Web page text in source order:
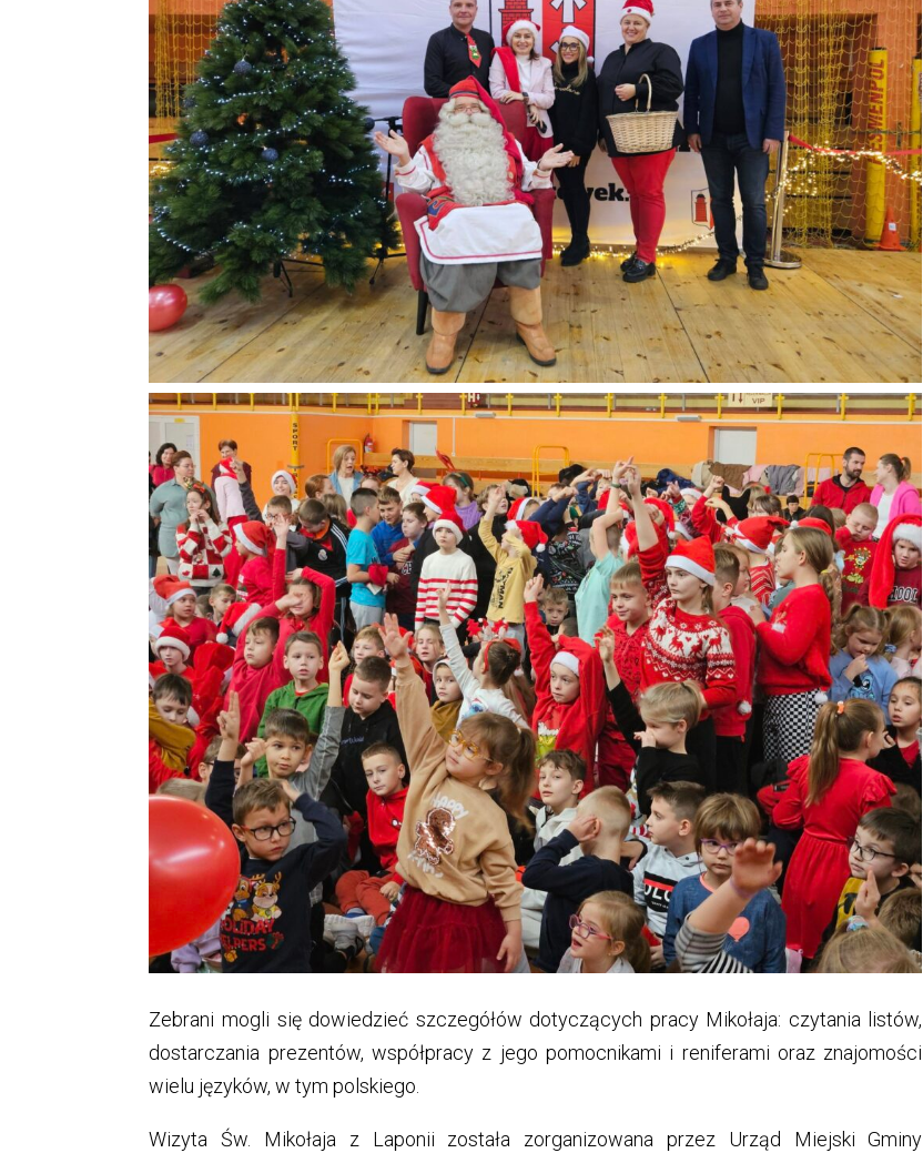
Zebrani mogli się dowiedzieć szczegółów dotyczących pracy Mikołaja: czytania listów,
dostarczania prezentów, współpracy z jego pomocnikami i reniferami oraz znajomości
wielu języków, w tym polskiego.
Wizyta Św. Mikołaja z Laponii została zorganizowana przez Urząd Miejski Gminy